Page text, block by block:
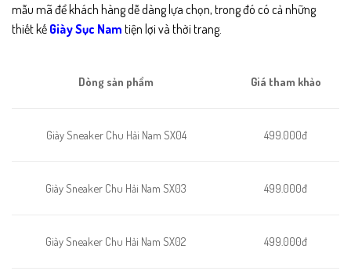
mẫu mã để khách hàng dễ dàng lựa chọn, trong đó có cả những
thiết kế Giày Sục Nam tiện lợi và thời trang.
Dòng sản phẩm Giá tham khảo
Giày Sneaker Chu Hải Nam SX04 499.000đ
Giày Sneaker Chu Hải Nam SX03 499.000đ
Giày Sneaker Chu Hải Nam SX02 499.000đ